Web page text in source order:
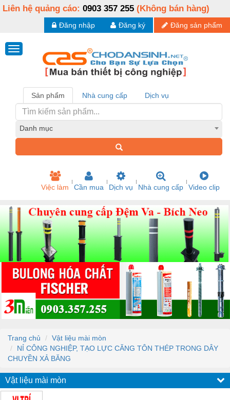
Liên hệ quảng cáo: 0903 357 255 (Không bán hàng)
Đăng sản phẩm
Đăng ký
Đăng nhập
Sản phẩm Nhà cung cấp Dịch vụ
Danh mục
Việc làm Cần mua Dịch vụ Nhà cung cấp Video clip
Trang chủ
Vật liệu mài mòn
NỈ CÔNG NGHIỆP, TẠO LỰC CĂNG TÔN THÉP TRONG DÂY
CHUYỀN XẢ BĂNG
Vật liệu mài mòn